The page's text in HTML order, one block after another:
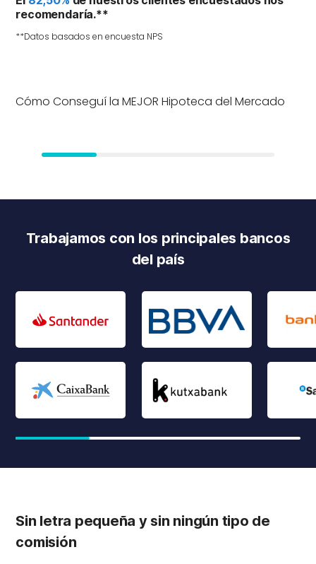
recomendaría.**
**Datos basados en encuesta NPS
Cómo Conseguí la MEJOR Hipoteca del Mercado
Trabajamos con los principales bancos
del país
Sin letra pequeña y sin ningún tipo de
comisión